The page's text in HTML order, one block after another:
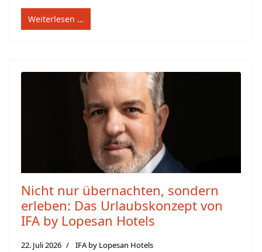
Weiterlesen …
Nicht nur übernachten, sondern
erleben: Das Urlaubskonzept von
IFA by Lopesan Hotels
22. Juli 2026 IFA by Lopesan Hotels